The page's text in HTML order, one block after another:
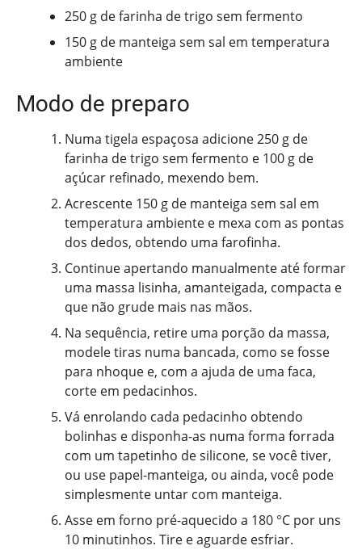
250 g de farinha de trigo sem fermento
150 g de manteiga sem sal em temperatura
ambiente
Modo de preparo
Numa tigela espaçosa adicione 250 g de
farinha de trigo sem fermento e 100 g de
açúcar refinado, mexendo bem.
Acrescente 150 g de manteiga sem sal em
temperatura ambiente e mexa com as pontas
dos dedos, obtendo uma farofinha.
Continue apertando manualmente até formar
uma massa lisinha, amanteigada, compacta e
que não grude mais nas mãos.
Na sequência, retire uma porção da massa,
modele tiras numa bancada, como se fosse
para nhoque e, com a ajuda de uma faca,
corte em pedacinhos.
Vá enrolando cada pedacinho obtendo
bolinhas e disponha-as numa forma forrada
com um tapetinho de silicone, se você tiver,
ou use papel-manteiga, ou ainda, você pode
simplesmente untar com manteiga.
Asse em forno pré-aquecido a 180 °C por uns
10 minutinhos. Tire e aguarde esfriar.